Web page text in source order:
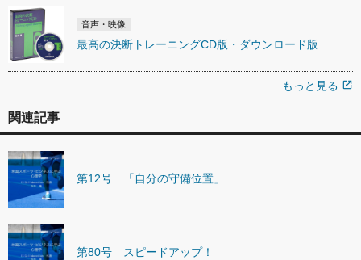
音声・映像
最高の決断トレーニングCD版・ダウンロード版
もっと見る open_in_new
関連記事
第12号 「自分の守備位置」
第80号 スピードアップ！